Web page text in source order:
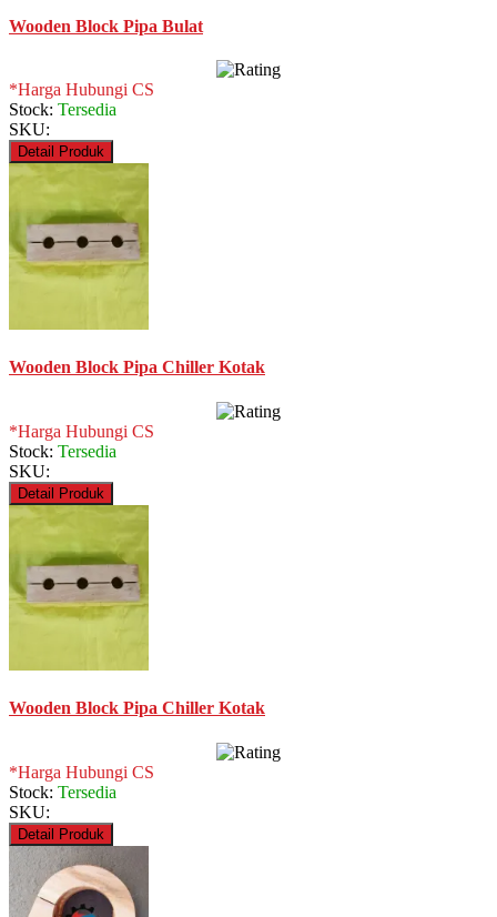
Wooden Block Pipa Bulat
*Harga Hubungi CS
Stock: Tersedia
SKU:
Detail Produk
Wooden Block Pipa Chiller Kotak
*Harga Hubungi CS
Stock: Tersedia
SKU:
Detail Produk
Wooden Block Pipa Chiller Kotak
*Harga Hubungi CS
Stock: Tersedia
SKU:
Detail Produk